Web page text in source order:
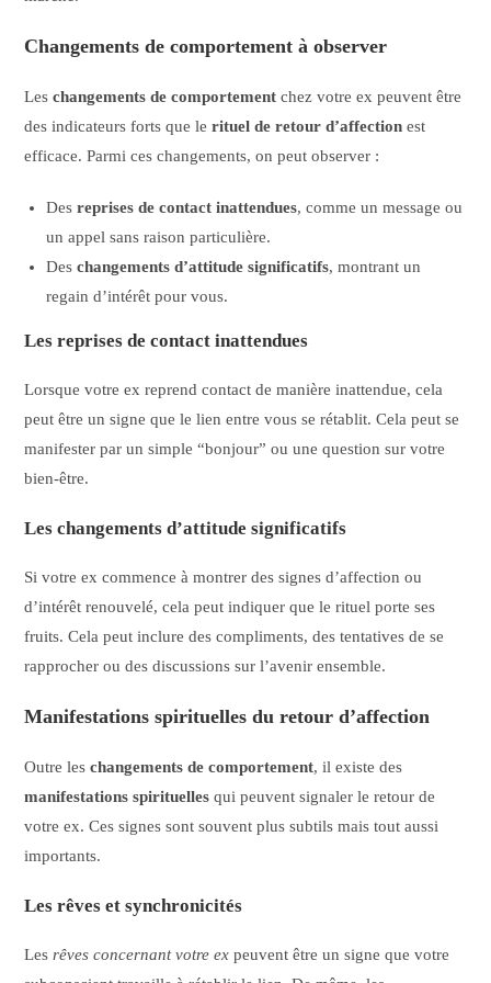
Changements de comportement à observer
Leschangements de comportement chez votre ex peuvent être
des indicateurs forts que lerituel de retour d’affection est
efficace. Parmi ces changements, on peut observer :
Desreprises de contact inattendues, comme un message ou
un appel sans raison particulière.
Deschangements d’attitude significatifs, montrant un
regain d’intérêt pour vous.
Les reprises de contact inattendues
Lorsque votre ex reprend contact de manière inattendue, cela
peut être un signe que le lien entre vous se rétablit. Cela peut se
manifester par un simple “bonjour” ou une question sur votre
bien-être.
Les changements d’attitude significatifs
Si votre ex commence à montrer des signes d’affection ou
d’intérêt renouvelé, cela peut indiquer que le rituel porte ses
fruits. Cela peut inclure des compliments, des tentatives de se
rapprocher ou des discussions sur l’avenir ensemble.
Manifestations spirituelles du retour d’affection
Outre leschangements de comportement, il existe des
manifestations spirituelles qui peuvent signaler le retour de
votre ex. Ces signes sont souvent plus subtils mais tout aussi
importants.
Les rêves et synchronicités
Lesrêves concernant votre ex peuvent être un signe que votre